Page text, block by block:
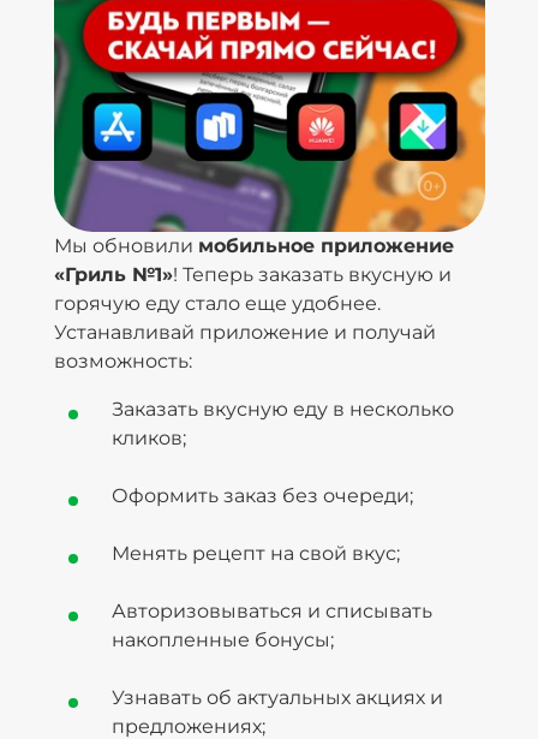
Мы обновили мобильное приложение
«Гриль №1»! Теперь заказать вкусную и
горячую еду стало еще удобнее.
Устанавливай приложение и получай
возможность:
Заказать вкусную еду в несколько
кликов;
Оформить заказ без очереди;
Менять рецепт на свой вкус;
Авторизовываться и списывать
накопленные бонусы;
Узнавать об актуальных акциях и
предложениях;